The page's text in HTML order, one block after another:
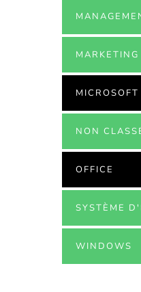
MARKETING
MICROSOFT
NON
OFFICE
SYSTÈME
WINDOWS